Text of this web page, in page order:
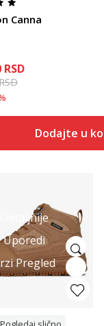
Canna
RSD
Dodajte u
Detaljnije
Uporedi
Pregled